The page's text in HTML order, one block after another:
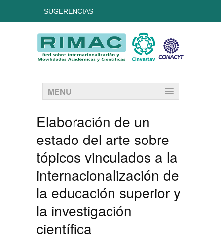
SUGERENCIAS
MENU
Elaboración de un
estado del arte sobre
tópicos vinculados a la
internacionalización de
la educación superior y
la investigación
científica